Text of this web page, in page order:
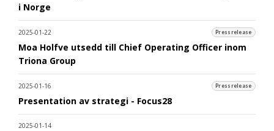
i Norge
2025-01-22 Pressrelease
Moa Holfve utsedd till Chief Operating Officer inom
Triona Group
2025-01-16 Pressrelease
Presentation av strategi - Focus28
2025-01-14